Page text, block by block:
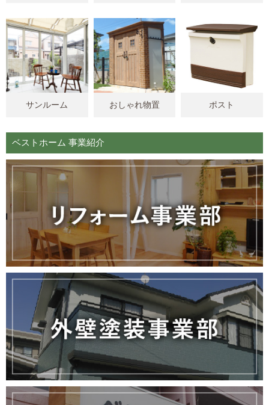
サンルーム おしゃれ物置 ポスト
ベストホーム 事業紹介